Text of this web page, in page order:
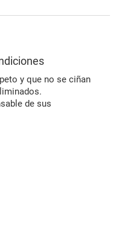
y que no se ciñan
de sus